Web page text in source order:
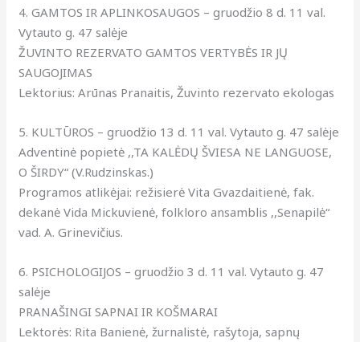
4. GAMTOS IR APLINKOSAUGOS – gruodžio 8 d. 11 val.
Vytauto g. 47 salėje
ŽUVINTO REZERVATO GAMTOS VERTYBĖS IR JŲ
SAUGOJIMAS
Lektorius: Arūnas Pranaitis, Žuvinto rezervato ekologas
5. KULTŪROS – gruodžio 13 d. 11 val. Vytauto g. 47 salėje
Adventinė popietė ,,TA KALĖDŲ ŠVIESA NE LANGUOSE,
O ŠIRDY“ (V.Rudzinskas.)
Programos atlikėjai: režisierė Vita Gvazdaitienė, fak.
dekanė Vida Mickuvienė, folkloro ansamblis ,,Senapilė“
vad. A. Grinevičius.
6. PSICHOLOGIJOS – gruodžio 3 d. 11 val. Vytauto g. 47
salėje
PRANAŠINGI SAPNAI IR KOŠMARAI
Lektorės: Rita Banienė, žurnalistė, rašytoja, sapnų